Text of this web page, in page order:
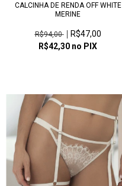
CALCINHA DE RENDA OFF WHITE
MERINE
R$94,00
R$47,00
R$42,30 no PIX